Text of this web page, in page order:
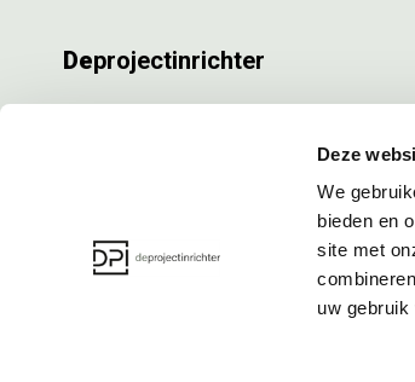
Deze
We
bieden en
site met
uw
Deprojectinrichter